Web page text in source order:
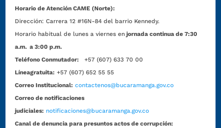
Horario de Atención CAME (Norte):
Dirección:Carrera 12 #16N-84 del barrio Kennedy.
Horario habitual de lunes a viernes en jornada continua de 7:30
a.m. a 3:00 p.m.
Teléfono Conmutador:
+57 (607) 633 70 00
Líneagratuita: +57 (607) 652 55 55
Correo Institucional: contactenos@bucaramanga.gov.co
Correo de notificaciones
judiciales: notificaciones@bucaramanga.gov.co
Canal de denuncia para presuntos actos de corrupción: